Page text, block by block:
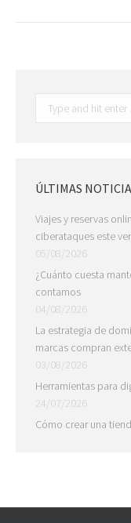
ÚLTIMAS
Viajes y reservas
ciberataques este
05/08/2026
¿Cuánto cuesta
contamos
04/08/2026
La estrategia de
marcas compran
03/08/2026
Herramientas para
24/07/2026
Cómo crear una